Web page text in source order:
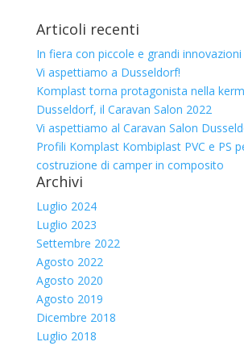
Articoli recenti
In fiera con piccole e grandi innovazioni
Vi aspettiamo a Dusseldorf!
Komplast torna protagonista nella
Dusseldorf, il Caravan Salon 2022
Vi aspettiamo al Caravan Salon
Profili Komplast Kombiplast PVC e PS
costruzione di camper in composito
Archivi
Luglio 2024
Luglio 2023
Settembre 2022
Agosto 2022
Agosto 2020
Agosto 2019
Dicembre 2018
Luglio 2018